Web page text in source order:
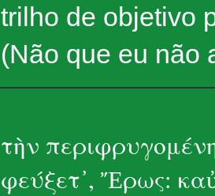
trilho de objetivo
(Não que eu não
τὴν
φεύξετ᾽, Ἔρως: